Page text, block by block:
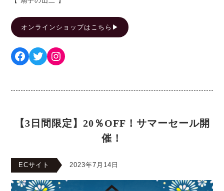
オンラインショップはこちら▶︎
Facebook
TwitterInstagram
【3日間限定】20％OFF！サマーセール開
催！
ECサイト 2023年7月14日